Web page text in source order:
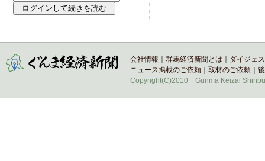
会社情報 群馬経済新聞とは
ダイジェ
ニュース掲載のご依頼
取材のご依頼
Copyright(C)2010 Gunma Keizai